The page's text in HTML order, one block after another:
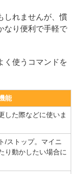
しれませんが、慣
なり便利で手軽で
く使うコマンドを
能
した際などに使いま
/ストップ。マイニ
り動かしたい場合に